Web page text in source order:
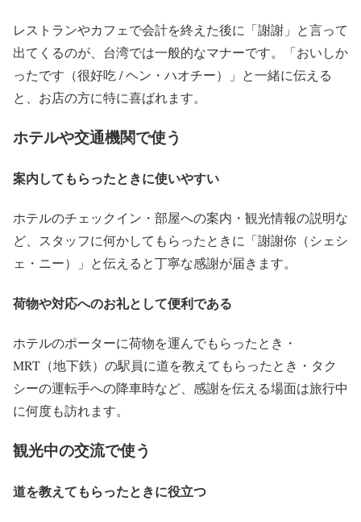
レストランやカフェで会計を終えた後に「謝謝」と言って
出てくるのが、台湾では一般的なマナーです。「おいしか
ったです（很好吃 / ヘン・ハオチー）」と一緒に伝える
と、お店の方に特に喜ばれます。
ホテルや交通機関で使う
案内してもらったときに使いやすい
ホテルのチェックイン・部屋への案内・観光情報の説明な
ど、スタッフに何かしてもらったときに「謝謝你（シェシ
ェ・ニー）」と伝えると丁寧な感謝が届きます。
荷物や対応へのお礼として便利である
ホテルのポーターに荷物を運んでもらったとき・
MRT（地下鉄）の駅員に道を教えてもらったとき・タク
シーの運転手への降車時など、感謝を伝える場面は旅行中
に何度も訪れます。
観光中の交流で使う
道を教えてもらったときに役立つ